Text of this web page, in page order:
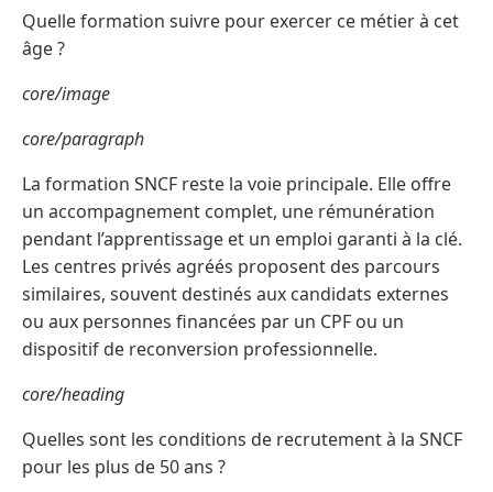
Quelle formation suivre pour exercer ce métier à cet
âge ?
core/image
core/paragraph
La formation SNCF reste la voie principale. Elle offre
un accompagnement complet, une rémunération
pendant l’apprentissage et un emploi garanti à la clé.
Les centres privés agréés proposent des parcours
similaires, souvent destinés aux candidats externes
ou aux personnes financées par un CPF ou un
dispositif de reconversion professionnelle.
core/heading
Quelles sont les conditions de recrutement à la SNCF
pour les plus de 50 ans ?